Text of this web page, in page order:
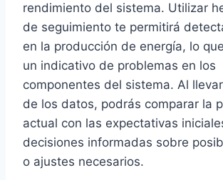
rendimiento del sistema. Utilizar
de seguimiento te permitirá
en la producción de energía, lo
un indicativo de problemas en los
componentes del sistema. Al
de los datos, podrás comparar la
actual con las expectativas
decisiones informadas sobre
o ajustes necesarios.